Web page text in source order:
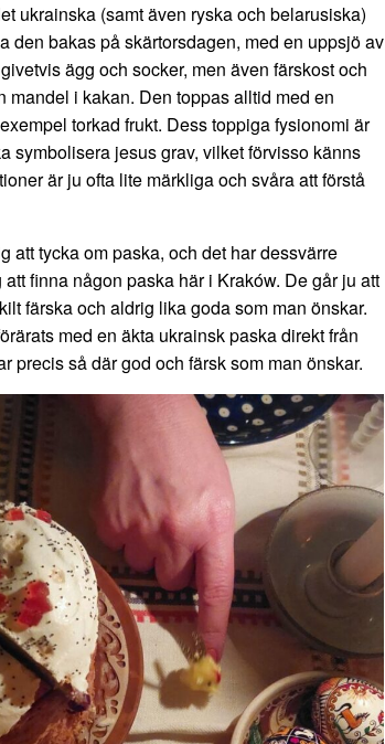
ukrainska (samt även ryska och belarusiska)
den bakas på skärtorsdagen, med en uppsjö av
ägg och socker, men även färskost och
mandel i kakan. Den toppas alltid med en
torkad frukt. Dess toppiga fysionomi är
symbolisera jesus grav, vilket förvisso känns
är ju ofta lite märkliga och svåra att förstå
att tycka om paska, och det har dessvärre
finna någon paska här i Kraków. De går ju att
färska och aldrig lika goda som man önskar.
med en äkta ukrainsk paska direkt från
precis så där god och färsk som man önskar.